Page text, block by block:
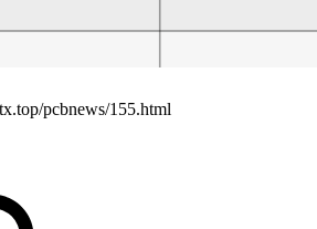
pcbnews/155.html